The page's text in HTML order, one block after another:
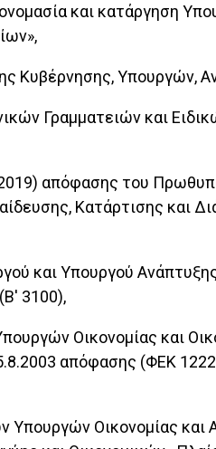
και κατάργηση
Κυβέρνησης,
Γραμματειών και
απόφασης του
Κατάρτισης και
και Υπουργού
3100),
Οικονομίας και
απόφασης (ΦΕΚ
Οικονομίας και